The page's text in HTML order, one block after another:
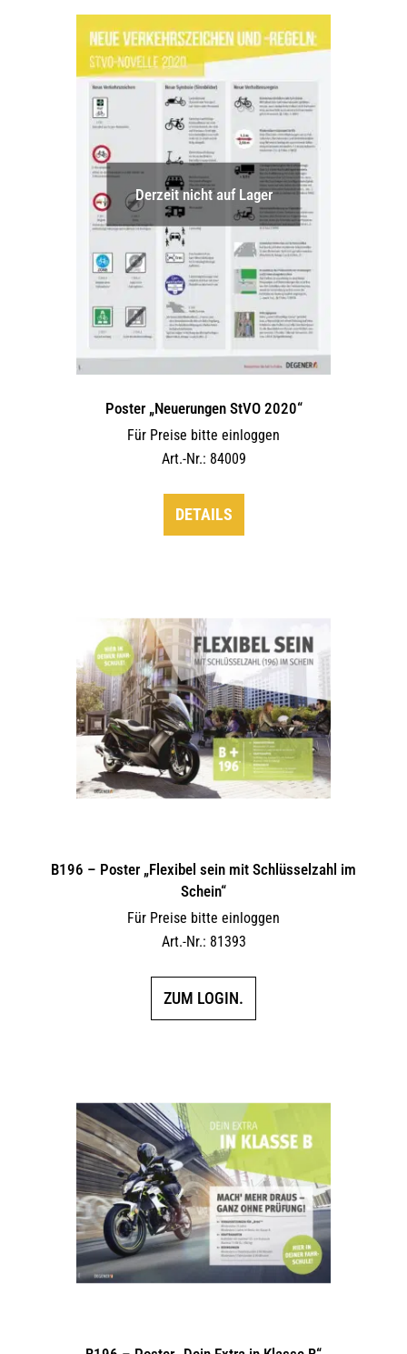
Varianten
auf.
Optionen
können
auf
der
Produktseite
gewählt
werden
Derzeit nicht auf Lager
Poster „Neuerungen StVO 2020“
Für Preise bitte einloggen
Art.-Nr.: 84009
DETAILS
B196 – Poster „Flexibel sein mit Schlüsselzahl im
Schein“
Für Preise bitte einloggen
Art.-Nr.: 81393
ZUM LOGIN.